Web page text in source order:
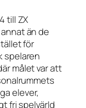
till ZX
än de
för
spelaren
målet var att
elever,
fri spelvärld